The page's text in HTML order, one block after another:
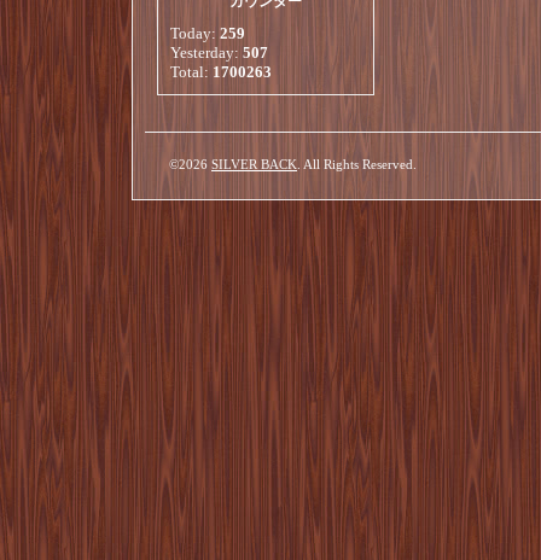
Today: 259
Yesterday: 507
Total: 1700263
©2026 SILVER BACK . All Rights Reserved.